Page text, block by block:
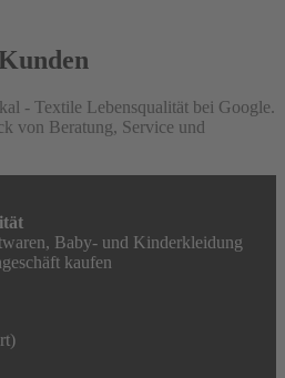
- Textile Lebensqualität bei Google.
von Beratung, Service und
Baby- und Kinderkleidung
kaufen